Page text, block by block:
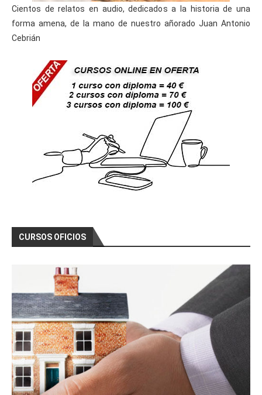
Cientos de relatos en audio, dedicados a la historia de una
forma amena, de la mano de nuestro añorado Juan Antonio
Cebrián
CURSOS OFICIOS